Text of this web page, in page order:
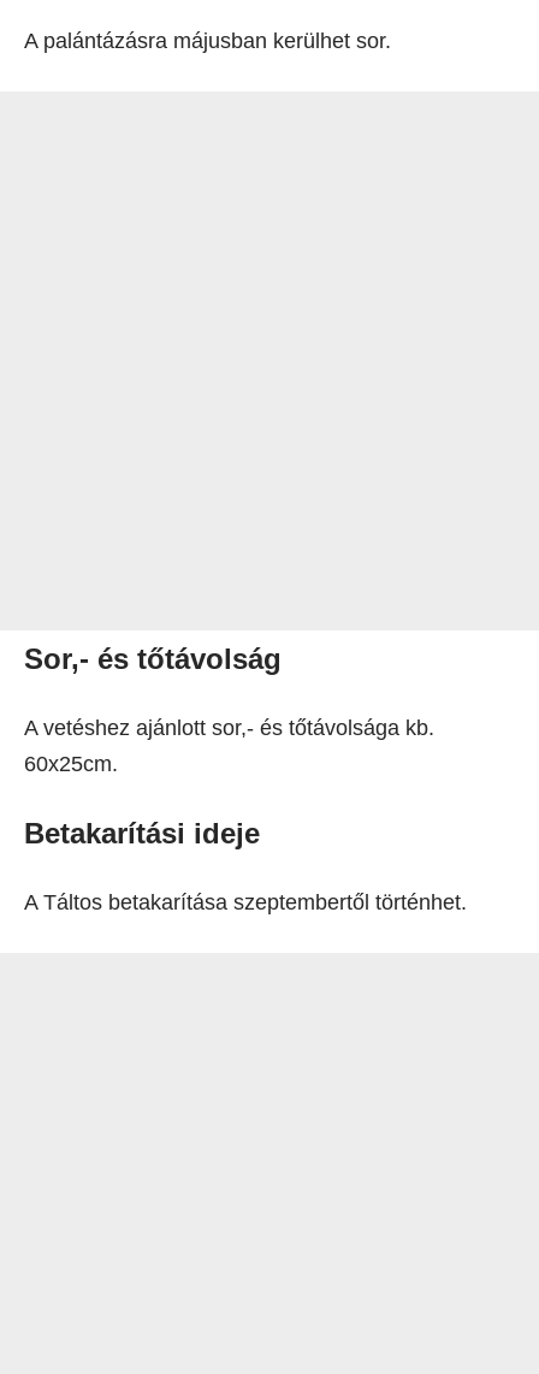
A palántázásra májusban kerülhet sor.
Sor,- és tőtávolság
A vetéshez ajánlott sor,- és tőtávolsága kb.
60x25cm.
Betakarítási ideje
A Táltos betakarítása szeptembertől történhet.